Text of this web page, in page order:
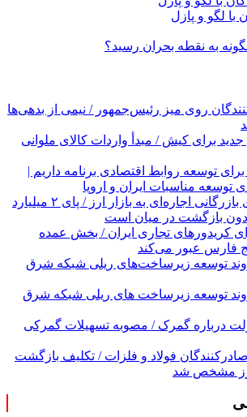
با لگو و پازل
به نقطه بحران رسید؟
روی میز رئیس‌جمهور / نیمی از بدهی‌ها
برای کیش / مبدأ واردات کالای ملوانی
توسعه روابط اقتصادی برنامه داریم |
توسعه مناسبات ایران و اروپا
شوک کارت‌های بازرگانی اجاره‌ای به بازار ارز / پای ۲ میلیارد
بازگشت در میان است
کریدورهای تجاری ایران / بخش عمده
فارس عبور می‌کند
توسعه زیرساخت‌های ریلی شبکه شرق
توسعه زیرساخت های ریلی شبکه شرق
درباره گمرک / مصوبه تسهیلات گمرکی
فولاد و فلزات / تکلیف بازگشت